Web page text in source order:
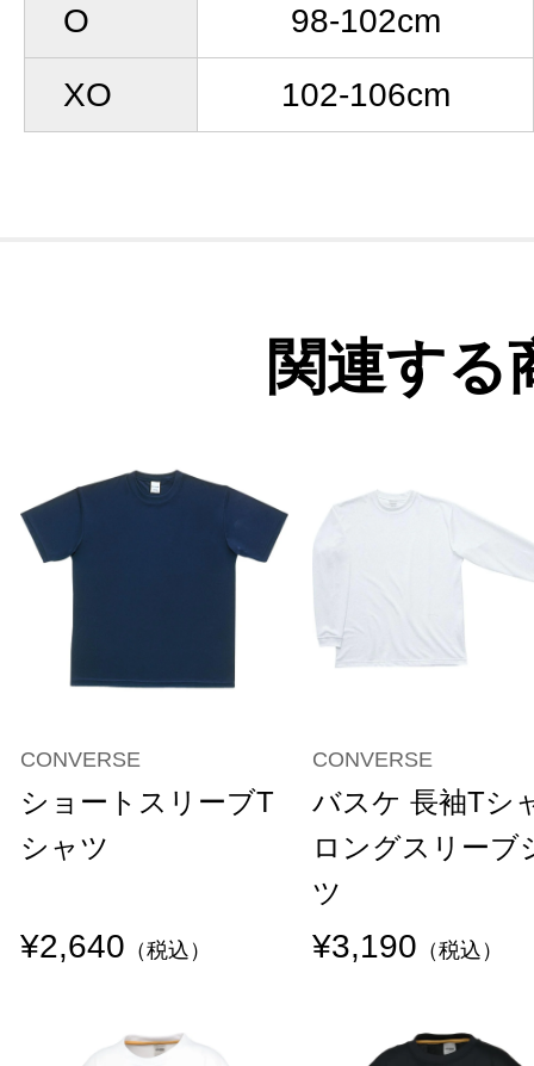
O
98-102cm
XO
102-106cm
関連する
CONVERSE
ショートスリーブT
シャツ
¥2,640 （税込）
CONVERSE
バスケ 長袖Tシ
ロングスリーブ
ツ
¥3,190 （税込）